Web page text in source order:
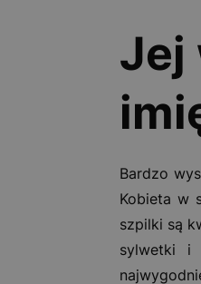
Jej
Bardzo
Kobieta w
szpilki są
sylwetki i